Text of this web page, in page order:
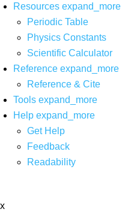
Resources expand_more
Periodic Table
Physics Constants
Scientific Calculator
Reference expand_more
Reference & Cite
Tools expand_more
Help expand_more
Get Help
Feedback
Readability
x